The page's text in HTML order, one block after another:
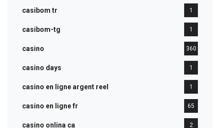
casibom tr 1
casibom-tg 1
casino 360
casino days 1
casino en ligne argent reel 1
casino en ligne fr 65
casino onlina ca 2